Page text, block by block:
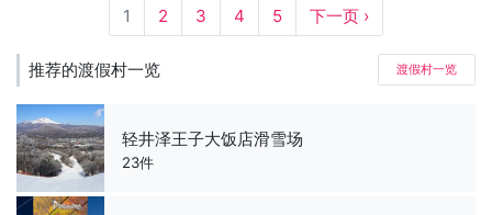
1 2 3 4 5 下一页 ›
推荐的渡假村一览 渡假村一览
轻井泽王子大饭店滑雪场
23件